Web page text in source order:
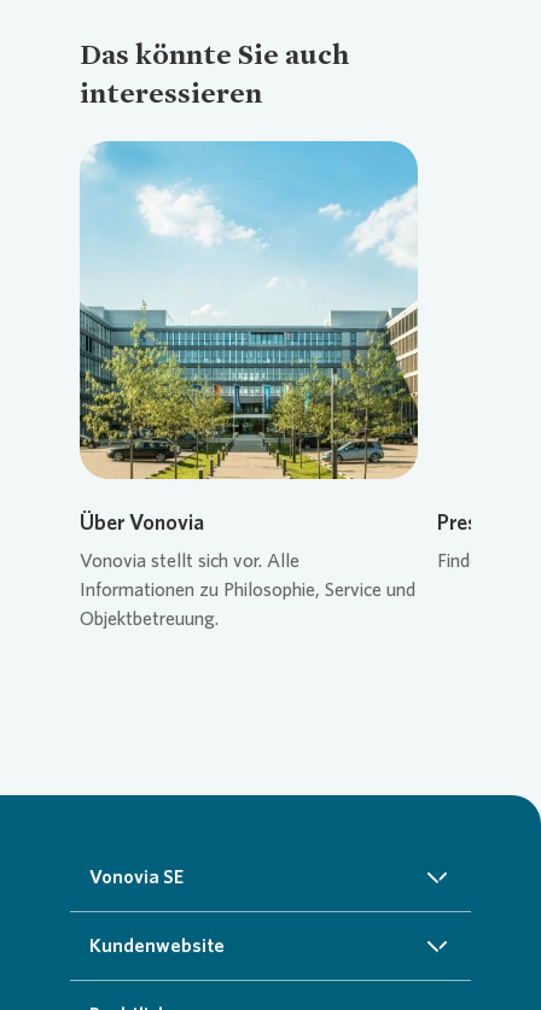
Das könnte Sie auch
interessieren
Über Vonovia
Vonovia stellt sich vor. Alle
Informationen zu Philosophie, Service und
Objektbetreuung.
Finden Sie
Vonovia SE
Über uns
Kundenwebsite
Startseite